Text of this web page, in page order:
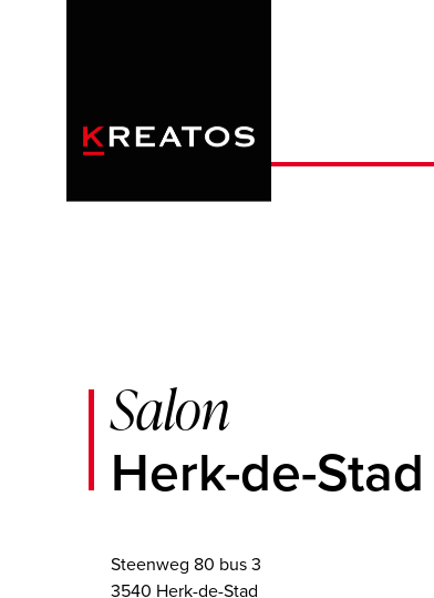
Salon
Herk-de-Stad
Steenweg 80 bus 3
3540 Herk-de-Stad